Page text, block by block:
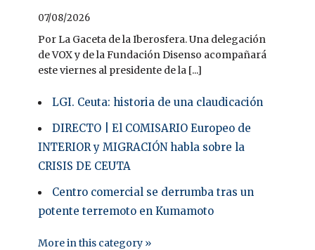
07/08/2026
Por La Gaceta de la Iberosfera. Una delegación
de VOX y de la Fundación Disenso acompañará
este viernes al presidente de la [...]
LGI. Ceuta: historia de una claudicación
DIRECTO | El COMISARIO Europeo de
INTERIOR y MIGRACIÓN habla sobre la
CRISIS DE CEUTA
Centro comercial se derrumba tras un
potente terremoto en Kumamoto
More in this category »